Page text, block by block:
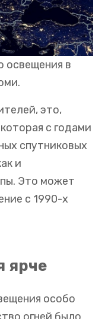
освещения в
это,
с годами
спутниковых
и
Это может
с 1990-х
ярче
особо